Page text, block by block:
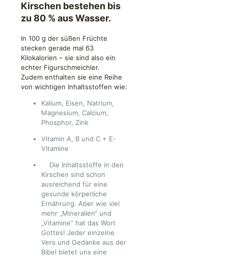
Kirschen bestehen bis
zu 80 % aus Wasser.
In 100 g der süßen Früchte
stecken gerade mal 63
Kilokalorien – sie sind also ein
echter Figurschmeichler.
Zudem enthalten sie eine Reihe
von wichtigen Inhaltsstoffen wie:
Kalium, Eisen, Natrium,
Magnesium, Calcium,
Phosphor, Zink
Vitamin A, B und C + E-
Vitamine
Die Inhaltsstoffe in den
Kirschen sind schon
ausreichend für eine
gesunde körperliche
Ernährung. Aber wie viel
mehr „Mineralien“ und
„Vitamine“ hat das Wort
Gottes! Jeder einzelne
Vers und Gedanke aus der
Bibel bietet uns eine